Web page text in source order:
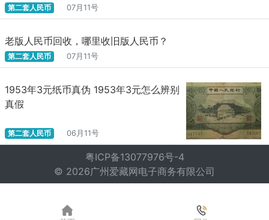
第二套人民币 07月11号
老版人民币回收，哪里收旧版人民币？
第二套人民币 07月11号
1953年3元纸币真伪 1953年3元怎么辨别
真假
第二套人民币 06月11号
粤ICP备13077976号-4
© 2026广州爱藏网电子商务有限公司